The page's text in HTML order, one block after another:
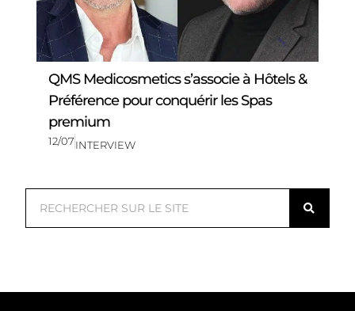
QMS Medicosmetics s’associe à Hôtels &
Préférence pour conquérir les Spas
premium
12/07INTERVIEW